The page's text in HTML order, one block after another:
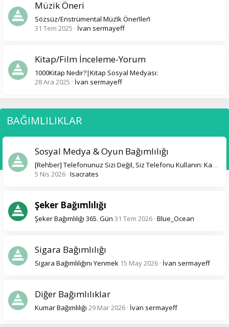
Müzik Öneri
Sözsüz/Enstrümental Müzi̇k Öneri̇leri̇
31 Tem 2025
İvan sermayeff
Kitap/Film İnceleme-Yorum
1000Kitap Nedir?|Kitap Sosyal Medyası:
28 Ara 2025
İvan sermayeff
BAĞIMLILIKLAR
Sosyal Medya & Oyun Bağımlılığı
[Rehber] Telefonunuz Sizi Değil, Siz Telefonu Kullanın: Kapsamlı Dijital Arınma Rehberi
5 Nis 2026 Isacrates
Şeker Bağımlılığı
Şeker Bağımlılığı 365. Gün 31 Tem 2026 Blue_Ocean
Sigara Bağımlılığı
Sigara Bağımlılığını Yenmek 15 May 2026 İvan sermayeff
Diğer Bağımlılıklar
Kumar Bağımlılığı 29 Mar 2026 İvan sermayeff